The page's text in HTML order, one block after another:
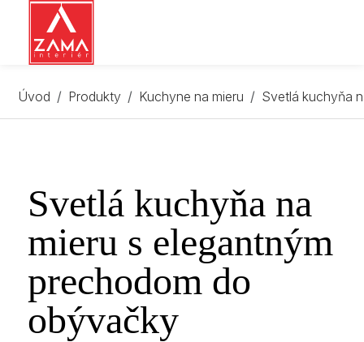
Úvod Produkty Kuchyne na mieru Svetlá kuchyňa
Svetlá kuchyňa na
mieru s elegantným
prechodom do
obývačky